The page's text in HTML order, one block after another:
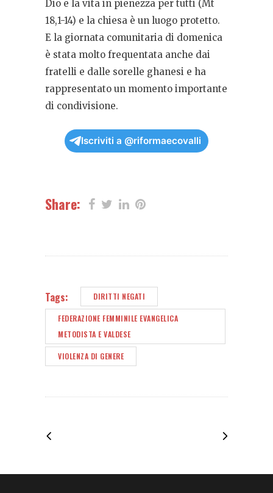
Dio e la vita in pienezza per tutti (Mt
18,1-14) e la chiesa è un luogo protetto.
E la giornata comunitaria di domenica
è stata molto frequentata anche dai
fratelli e dalle sorelle ghanesi e ha
rappresentato un momento importante
di condivisione.
Iscriviti a @riformaecovalli
Share:
Tags: DIRITTI NEGATI
FEDERAZIONE FEMMINILE EVANGELICA
METODISTA E VALDESE
VIOLENZA DI GENERE